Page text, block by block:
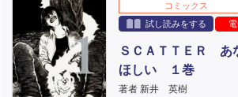
コミックス
試し読みをする
ＳＣＡＴＴＥＲ あ
ほしい １巻
著者 新井 英樹